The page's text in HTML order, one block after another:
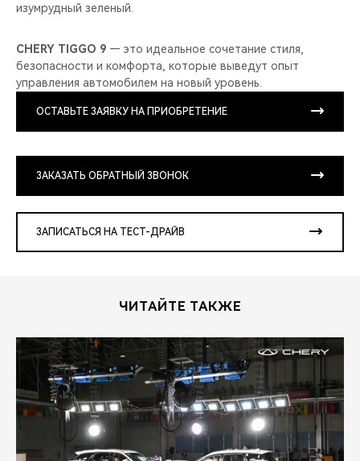
изумрудный зеленый.
CHERY TIGGO 9 — это идеальное сочетание стиля,
безопасности и комфорта, которые выведут опыт
управления автомобилем на новый уровень.
ОСТАВЬТЕ ЗАЯВКУ НА ПРИОБРЕТЕНИЕ
ЗАКАЗАТЬ ОБРАТНЫЙ ЗВОНОК
ЗАПИСАТЬСЯ НА ТЕСТ-ДРАЙВ
ЧИТАЙТЕ ТАКЖЕ